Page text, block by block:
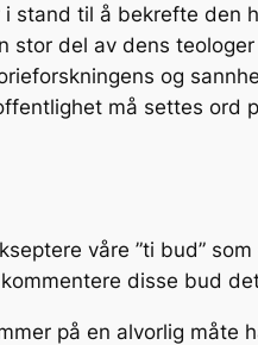
stand til å bekrefte
stor del av dens
og
må settes ord
våre ”ti bud”
disse bud
på en alvorlig